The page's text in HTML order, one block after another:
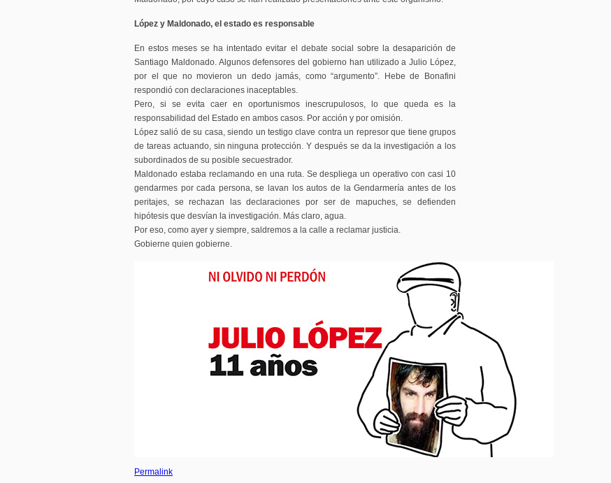
López y Maldonado, el estado es responsable
En estos meses se ha intentado evitar el debate social sobre la desaparición de
Santiago Maldonado. Algunos defensores del gobierno han utilizado a Julio López,
por el que no movieron un dedo jamás, como “argumento”. Hebe de Bonafini
respondió con declaraciones inaceptables.
Pero, si se evita caer en oportunismos inescrupulosos, lo que queda es la
responsabilidad del Estado en ambos casos. Por acción y por omisión.
López salió de su casa, siendo un testigo clave contra un represor que tiene grupos
de tareas actuando, sin ninguna protección. Y después se da la investigación a los
subordinados de su posible secuestrador.
Maldonado estaba reclamando en una ruta. Se despliega un operativo con casi 10
gendarmes por cada persona, se lavan los autos de la Gendarmería antes de los
peritajes, se rechazan las declaraciones por ser de mapuches, se defienden
hipótesis que desvían la investigación. Más claro, agua.
Por eso, como ayer y siempre, saldremos a la calle a reclamar justicia.
Gobierne quien gobierne.
Permalink